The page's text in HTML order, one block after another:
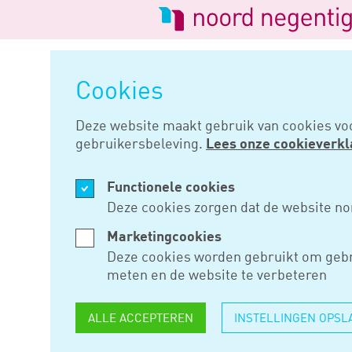
Cookies
Deze website maakt gebruik van cookies
gebruikersbeleving. Lees onze
Functionele cookies
Deze cookies zorgen dat de website
Marketingcookies
Deze cookies worden gebruikt om
meten en de website te verbeteren
ALLE ACCEPTEREN INSTELLINGEN
Logo
van
Noord
Negentig
NOV 14, 2016
VAKER
De transitievergoeding is